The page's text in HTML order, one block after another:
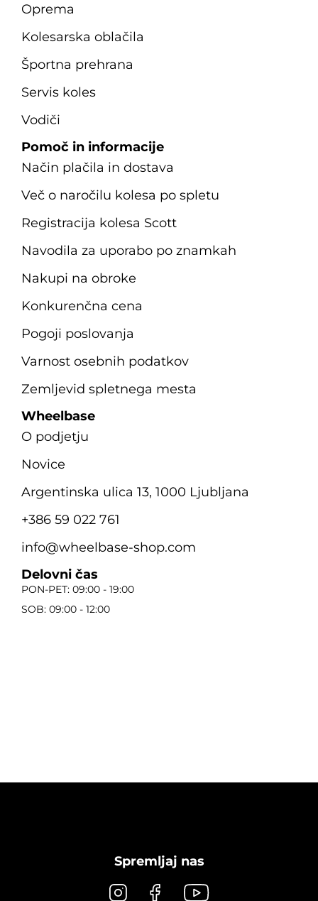
Oprema
Kolesarska oblačila
Športna prehrana
Servis koles
Vodiči
Pomoč in informacije
Način plačila in dostava
Več o naročilu kolesa po spletu
Registracija kolesa Scott
Navodila za uporabo po znamkah
Nakupi na obroke
Konkurenčna cena
Pogoji poslovanja
Varnost osebnih podatkov
Zemljevid spletnega mesta
Wheelbase
O podjetju
Novice
Argentinska ulica 13, 1000 Ljubljana
+386 59 022 761
info@wheelbase-shop.com
Delovni čas
PON-PET: 09:00 - 19:00
SOB: 09:00 - 12:00
Spremljaj nas